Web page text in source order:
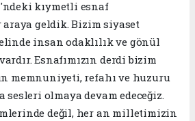
kıymetli esnaf
geldik. Bizim siyaset
insan odaklılık ve gönül
Esnafımızın derdi bizim
memnuniyeti, refahı ve huzuru
olmaya devam edeceğiz.
değil, her an milletimizin